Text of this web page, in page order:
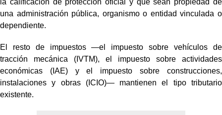
la calificación de protección oficial y que sean propiedad de
una administración pública, organismo o entidad vinculada o
dependiente.
El resto de impuestos —el impuesto sobre vehículos de
tracción mecánica (IVTM), el impuesto sobre actividades
económicas (IAE) y el impuesto sobre construcciones,
instalaciones y obras (ICIO)— mantienen el tipo tributario
existente.